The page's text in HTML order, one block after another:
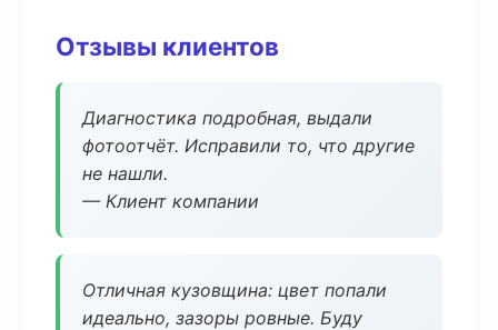
Отзывы клиентов
Диагностика подробная, выдали
фотоотчёт. Исправили то, что другие
не нашли.
— Клиент компании
Отличная кузовщина: цвет попали
идеально, зазоры ровные. Буду